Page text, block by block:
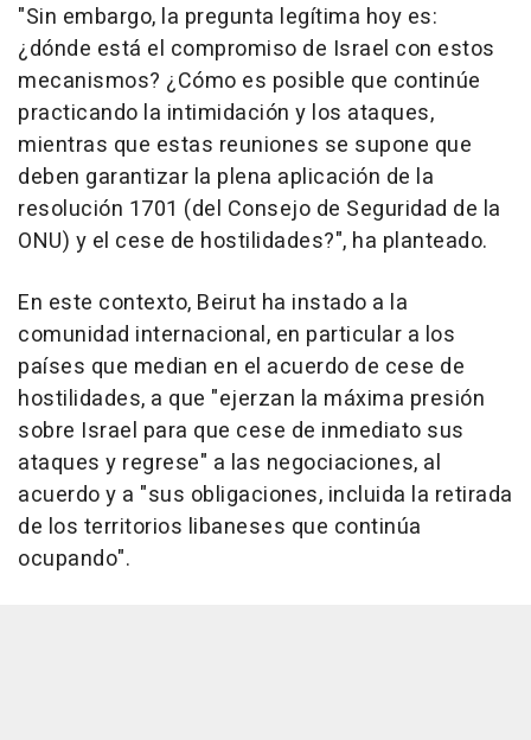
"Sin embargo, la pregunta legítima hoy es:
¿dónde está el compromiso de Israel con estos
mecanismos? ¿Cómo es posible que continúe
practicando la intimidación y los ataques,
mientras que estas reuniones se supone que
deben garantizar la plena aplicación de la
resolución 1701 (del Consejo de Seguridad de la
ONU) y el cese de hostilidades?", ha planteado.
En este contexto, Beirut ha instado a la
comunidad internacional, en particular a los
países que median en el acuerdo de cese de
hostilidades, a que "ejerzan la máxima presión
sobre Israel para que cese de inmediato sus
ataques y regrese" a las negociaciones, al
acuerdo y a "sus obligaciones, incluida la retirada
de los territorios libaneses que continúa
ocupando".